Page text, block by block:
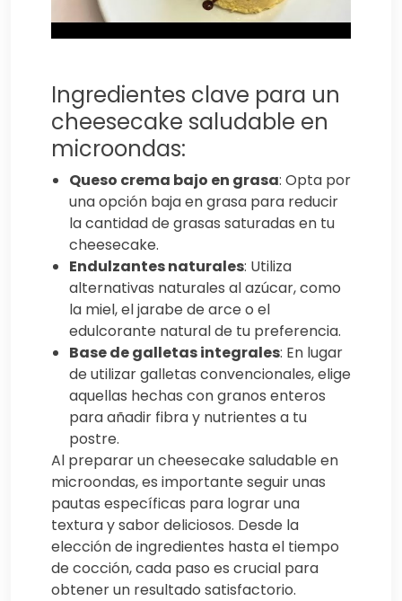
Ingredientes clave para un
cheesecake saludable en
microondas:
Queso crema bajo en grasa: Opta por
una opción baja en grasa para reducir
la cantidad de grasas saturadas en tu
cheesecake.
Endulzantes naturales: Utiliza
alternativas naturales al azúcar, como
la miel, el jarabe de arce o el
edulcorante natural de tu preferencia.
Base de galletas integrales: En lugar
de utilizar galletas convencionales, elige
aquellas hechas con granos enteros
para añadir fibra y nutrientes a tu
postre.
Al preparar un cheesecake saludable en
microondas, es importante seguir unas
pautas específicas para lograr una
textura y sabor deliciosos. Desde la
elección de ingredientes hasta el tiempo
de cocción, cada paso es crucial para
obtener un resultado satisfactorio.